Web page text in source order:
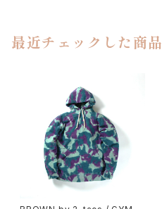
最近チェックした商品